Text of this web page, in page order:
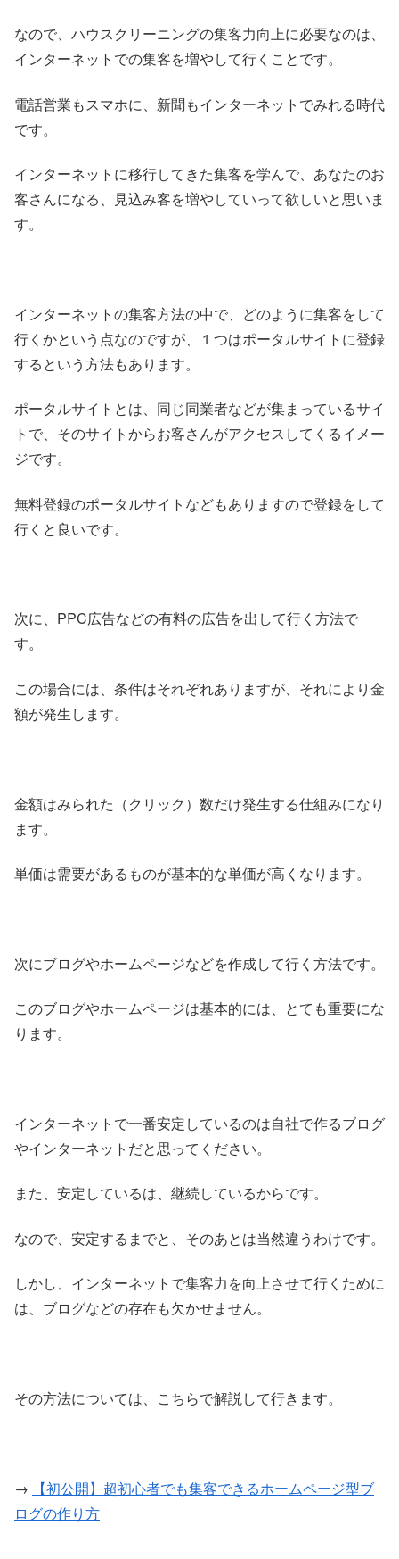
なので、ハウスクリーニングの集客力向上に必要なのは、
インターネットでの集客を増やして行くことです。
電話営業もスマホに、新聞もインターネットでみれる時代
です。
インターネットに移行してきた集客を学んで、あなたのお
客さんになる、見込み客を増やしていって欲しいと思いま
す。
インターネットの集客方法の中で、どのように集客をして
行くかという点なのですが、１つはポータルサイトに登録
するという方法もあります。
ポータルサイトとは、同じ同業者などが集まっているサイ
トで、そのサイトからお客さんがアクセスしてくるイメー
ジです。
無料登録のポータルサイトなどもありますので登録をして
行くと良いです。
次に、PPC広告などの有料の広告を出して行く方法で
す。
この場合には、条件はそれぞれありますが、それにより金
額が発生します。
金額はみられた（クリック）数だけ発生する仕組みになり
ます。
単価は需要があるものが基本的な単価が高くなります。
次にブログやホームページなどを作成して行く方法です。
このブログやホームページは基本的には、とても重要にな
ります。
インターネットで一番安定しているのは自社で作るブログ
やインターネットだと思ってください。
また、安定しているは、継続しているからです。
なので、安定するまでと、そのあとは当然違うわけです。
しかし、インターネットで集客力を向上させて行くために
は、ブログなどの存在も欠かせません。
その方法については、こちらで解説して行きます。
→
【初公開】超初心者でも集客できるホームページ型ブ
ログの作り方